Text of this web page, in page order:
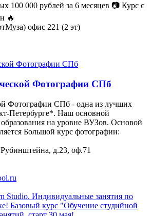
100 000 рублей за 6 месяцев 📷 Курс с
🔥
офис 221 (2 эт)
Фотографии СПб
Фотографии СПб - одна из лучших
Петербурге*. Наш основной
образования на уровне ВУЗов. Основой
Большой курс фотографии:
д.23, оф.71